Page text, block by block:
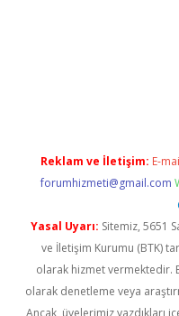
Reklam ve İletişim: E-
forumhizmeti@gmail.com
Yasal Uyarı: Sitemiz, 5651
ve İletişim Kurumu (BTK)
olarak hizmet vermektedir.
olarak denetleme veya
Ancak, üyelerimiz yazdıkları